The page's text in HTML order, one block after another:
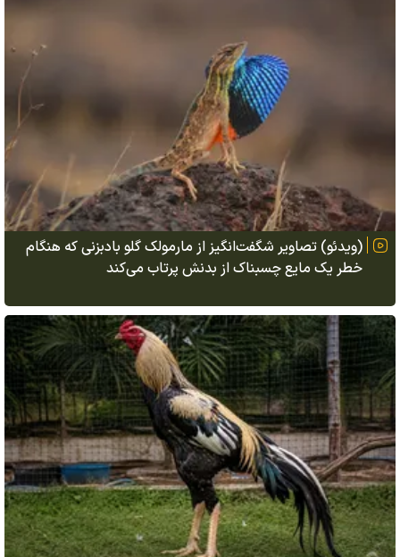
(ویدئو) تصاویر شگفت‌انگیز از مارمولک گلو بادبزنی که هنگام
خطر یک مایع چسبناک از بدنش پرتاب می‌کند